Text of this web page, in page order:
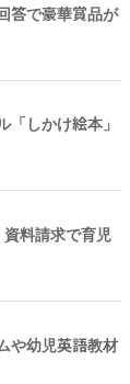
答で豪華賞品が
「しかけ絵本」
資料請求で育児
や幼児英語教材